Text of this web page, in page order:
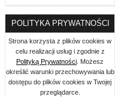
POLITYKA PRYWATNOŚCI
Strona korzysta z plików cookies w
celu realizacji usług i zgodnie z
Polityką Prywatności . Możesz
określić warunki przechowywania lub
dostępu do plików cookies w Twojej
przeglądarce.